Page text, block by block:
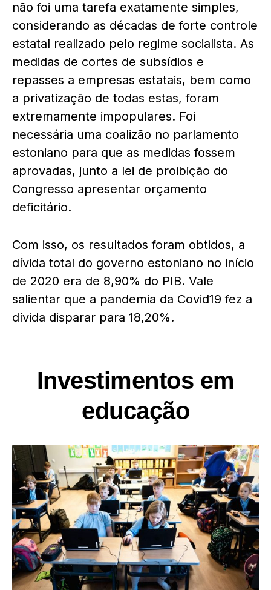
não foi uma tarefa exatamente simples,
considerando as décadas de forte controle
estatal realizado pelo regime socialista. As
medidas de cortes de subsídios e
repasses a empresas estatais, bem como
a privatização de todas estas, foram
extremamente impopulares. Foi
necessária uma coalizão no parlamento
estoniano para que as medidas fossem
aprovadas, junto a lei de proibição do
Congresso apresentar orçamento
deficitário.
Com isso, os resultados foram obtidos, a
dívida total do governo estoniano no início
de 2020 era de 8,90% do PIB. Vale
salientar que a pandemia da Covid19 fez a
dívida disparar para 18,20%.
Investimentos em
educação